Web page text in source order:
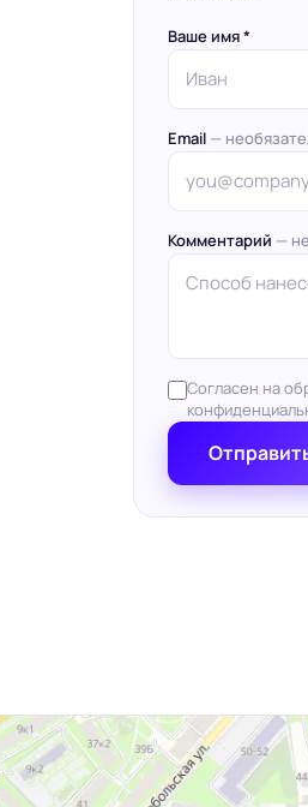
Ваше имя *
Email —
Комментарий —
Согласен на